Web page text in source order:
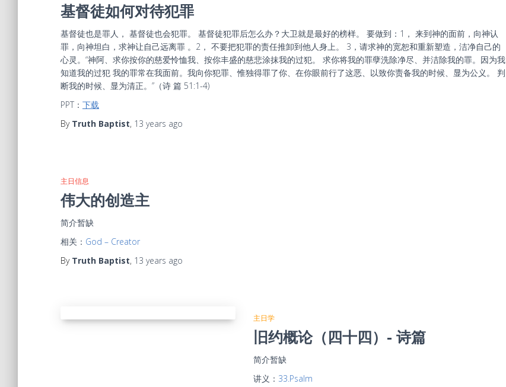
基督徒如何对待犯罪
基督徒也是罪人， 基督徒也会犯罪。 基督徒犯罪后怎么办？大卫就是最好的榜样。 要做到：1， 来到神的面前，向神认
罪，向神坦白，求神让自己远离罪 。2， 不要把犯罪的责任推卸到他人身上。 3，请求神的宽恕和重新塑造，洁净自己的
心灵。“神阿、求你按你的慈爱怜恤我、按你丰盛的慈悲涂抹我的过犯。 求你将我的罪孽洗除净尽、并洁除我的罪。因为我
知道我的过犯 我的罪常在我面前。我向你犯罪、惟独得罪了你、在你眼前行了这恶、以致你责备我的时候、显为公义。 判
断我的时候、显为清正。”（诗 篇 51:1-4)
PPT： 下载
By Truth Baptist, 13 years ago
主日信息
伟大的创造主
简介暂缺
相关： God – Creator
By Truth Baptist, 13 years ago
主日学
旧约概论（四十四）- 诗篇
简介暂缺
讲义： 33.Psalm